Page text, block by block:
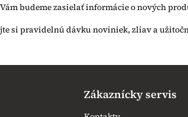
budeme zasielať informácie o nových
Zákaznícky servis